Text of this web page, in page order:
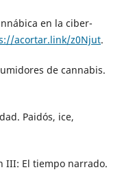
en la ciber-
acortar.link/z0Njut.
de cannabis.
Paidós, ice,
III: El tiempo narrado.